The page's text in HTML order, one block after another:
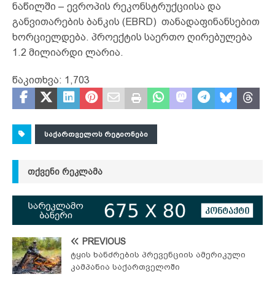
ნაწილში – ევროპის რეკონსტრუქციისა და
განვითარების ბანკის (EBRD) თანადაფინანსებით
ხორციელდება. პროექტის საერთო ღირებულება
1.2 მილიარდი ლარია.
წაკითხვა: 1,703
ᲡᲐᲥᲐᲠᲗᲕᲔᲚᲝᲡ ᲠᲔᲒᲘᲝᲜᲔᲑᲘ
ᲗᲥᲕᲔᲜᲘ ᲠᲔᲙᲚᲐᲛᲐ
PREVIOUS
ტყის ხანძრების პრევენციის ამერიკული
კამპანია საქართველოში